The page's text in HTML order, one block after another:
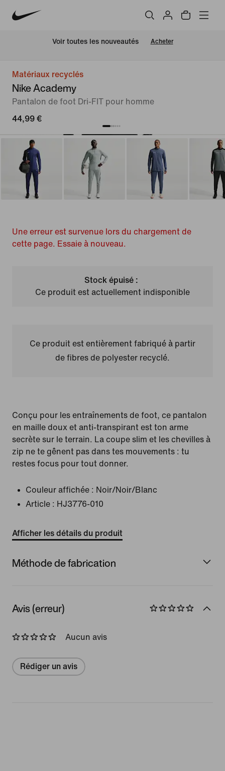
Voir toutes les nouveautés Acheter
Matériaux recyclés
Nike Academy
Pantalon de foot Dri-FIT pour homme
44,99 €
Une erreur est survenue lors du chargement de
cette page. Essaie à nouveau.
Stock épuisé :
Ce produit est actuellement indisponible
Ce produit est entièrement fabriqué à partir
de fibres de polyester recyclé.
Conçu pour les entraînements de foot, ce pantalon
en maille doux et anti-transpirant est ton arme
secrète sur le terrain. La coupe slim et les chevilles à
zip ne te gênent pas dans tes mouvements : tu
restes focus pour tout donner.
Couleur affichée : Noir/Noir/Blanc
Article : HJ3776-010
Afficher les détails du produit
Méthode de fabrication
Avis (erreur)
Aucun avis
Rédiger un avis